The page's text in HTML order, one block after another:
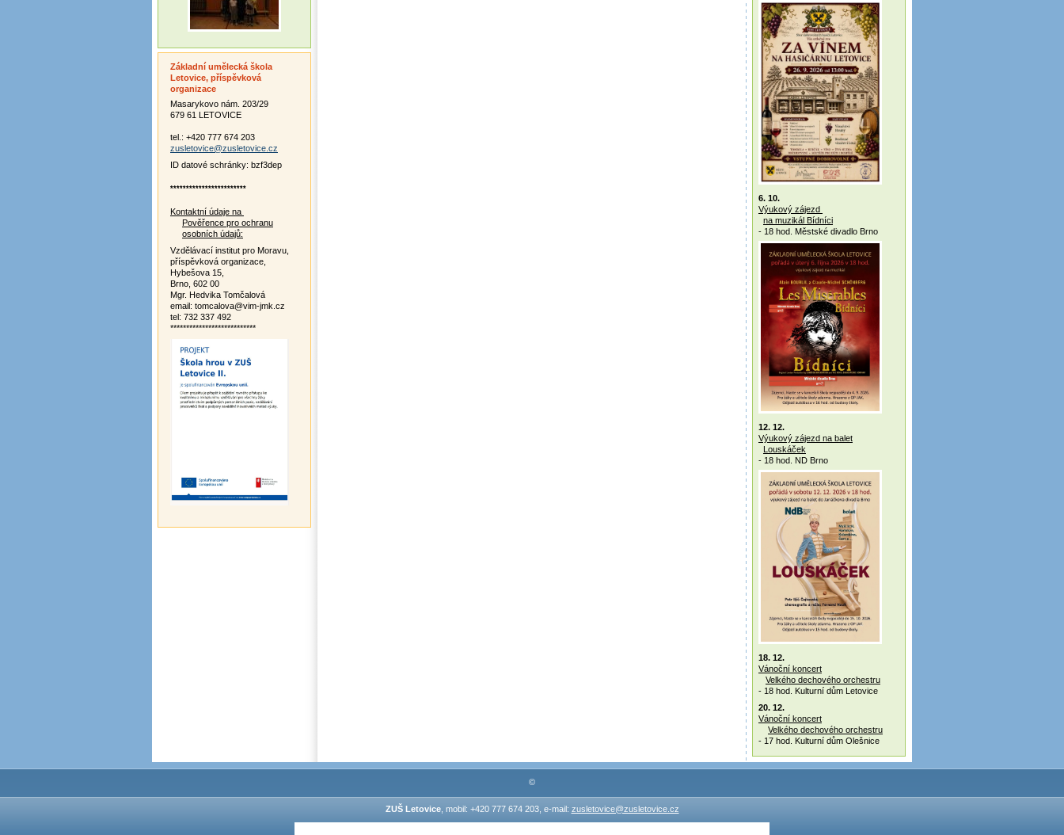
6. 10.
Výukový zájezd
na muzikál Bídníci
- 18 hod. Městské divadlo Brno
12. 12.
Výukový zájezd na balet
Louskáček
- 18 hod. ND Brno
18. 12.
Vánoční koncert
Velkého dechového orchestru
- 18 hod. Kulturní dům Letovice
20. 12.
Vánoční koncert
Velkého dechového orchestru
- 17 hod. Kulturní dům Olešnice
Základní umělecká škola
Letovice, příspěvková
organizace
Masarykovo nám. 203/29
679 61 LETOVICE
tel.: +420 777 674 203
zusletovice@zusletovice.cz
ID datové schránky: bzf3dep
************************
Kontaktní údaje na
Pověřence pro ochranu
osobních údajů:
Vzdělávací institut pro Moravu,
příspěvková organizace,
Hybešova 15,
Brno, 602 00
Mgr. Hedvika Tomčalová
email: tomcalova@vim-jmk.cz
tel: 732 337 492
***************************
©
ZUŠ Letovice, mobil: +420 777 674 203, e-mail: zusletovice@zusletovice.cz